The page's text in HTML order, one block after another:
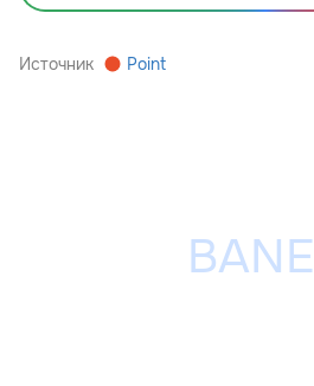
Источник Point